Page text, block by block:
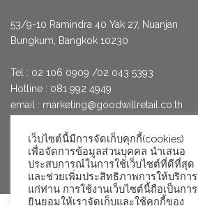
53/9­-10 Ramindra 40 Yak 27, Nuanjan
Bungkum, Bangkok 10230
Tel : 02 106 0909 /02 043 5393
Hotline : 081 992 4949
email : marketing@goodwillretail.co.th
FB : gwretail
เว็บไซต์นี้มีการจัดเก็บคุกกี้(cookies)
เพื่อจัดการข้อมูลส่วนบุคคล นำเสนอ
ประสบการณ์ในการใช้เว็บไซต์ที่ดีที่สุด
และช่วยเพิ่มประสิทธิภาพการให้บริการ
แก่ท่าน การใช้งานเว็บไซต์นี้ถือเป็นการ
ยินยอมให้เราจัดเก็บและใช้คุกกี้ของ